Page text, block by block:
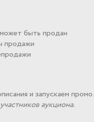
быть продан
продажи
и запускаем промо.
аукциона.